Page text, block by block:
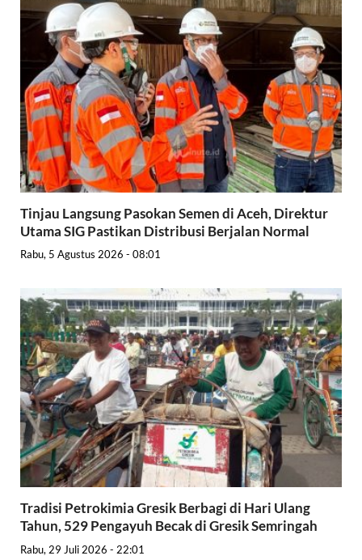
Tinjau Langsung Pasokan Semen di Aceh, Direktur
Utama SIG Pastikan Distribusi Berjalan Normal
Rabu, 5 Agustus 2026 - 08:01
Tradisi Petrokimia Gresik Berbagi di Hari Ulang
Tahun, 529 Pengayuh Becak di Gresik Semringah
Rabu, 29 Juli 2026 - 22:01